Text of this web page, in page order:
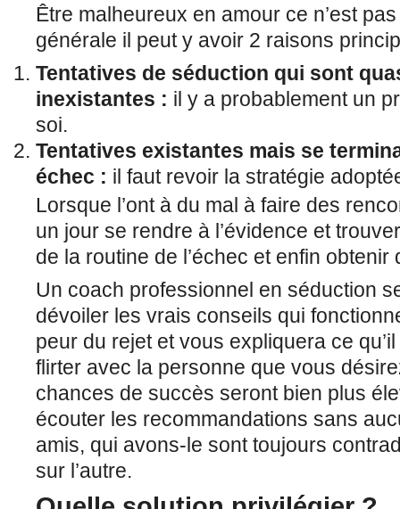
Être malheureux en amour ce n’est
générale il peut y avoir 2 raisons
Tentatives de séduction qui sont
inexistantes : il y a probablement un
soi.
Tentatives existantes mais se
échec : il faut revoir la stratégie
Lorsque l’ont à du mal à faire des
un jour se rendre à l’évidence et
de la routine de l’échec et enfin
Un coach professionnel en séduction
dévoiler les vrais conseils qui
peur du rejet et vous expliquera ce
flirter avec la personne que vous
chances de succès seront bien plus
écouter les recommandations sans
amis, qui avons-le sont toujours
sur l’autre.